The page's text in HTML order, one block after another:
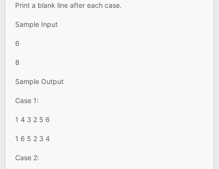
Print a blank line after each case.
Sample Input
6
8
Sample Output
Case 1:
1 4 3 2 5 6
1 6 5 2 3 4
Case 2: